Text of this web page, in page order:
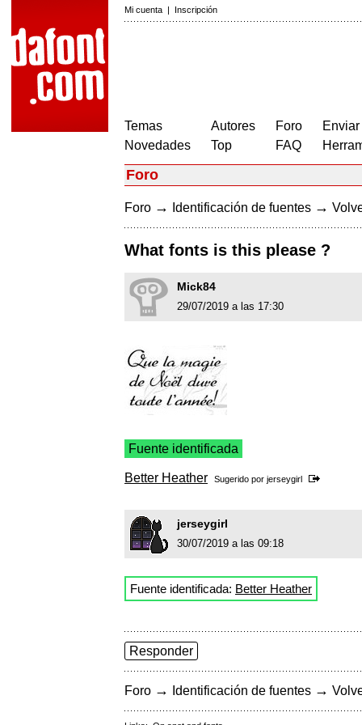
Mi cuenta | Inscripción
Temas
Novedades
Autores
Top
Foro
FAQ
Foro
Foro → Identificación de fuentes →
What fonts is this please ?
Mick84
29/07/2019 a las 17:30
Fuente identificada
Better Heather Sugerido por jerseygirl
jerseygirl
30/07/2019 a las 09:18
Fuente identificada: Better Heather
Responder
Foro → Identificación de fuentes →